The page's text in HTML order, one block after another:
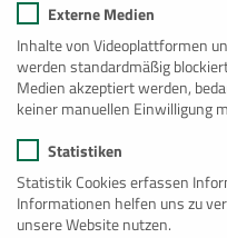
Büro
Wohnen
Lager
Sanitär
See
Externe Medien
Inhalte von Videoplattformen
werden standardmäßig
Medien akzeptiert werden,
keiner manuellen Einwilligung
Statistiken
Statistik Cookies erfassen
Informationen helfen uns zu
unsere Website nutzen.